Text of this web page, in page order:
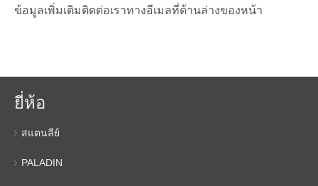
ข้อมูลเพิ่มเติมติดต่อเราทางอีเมลที่ด้านล่างของหน้า
ยี่ห้อ
สแตนลีย์
PALADIN